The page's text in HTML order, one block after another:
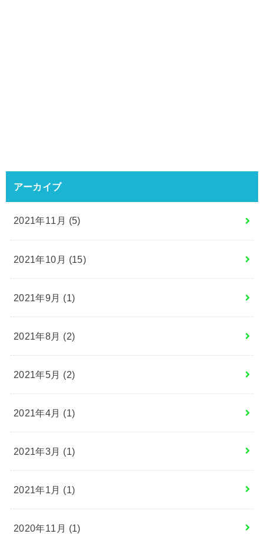
アーカイブ
2021年11月 (5)
2021年10月 (15)
2021年9月 (1)
2021年8月 (2)
2021年5月 (2)
2021年4月 (1)
2021年3月 (1)
2021年1月 (1)
2020年11月 (1)